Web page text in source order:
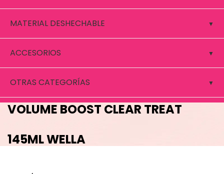
MATERIAL DESHECHABLE
ACCESORIOS
OTRAS CATEGORÍAS
VOLUME BOOST CLEAR TREAT
145ML WELLA